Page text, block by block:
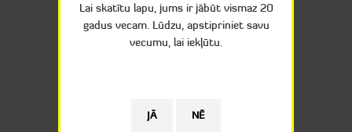
Lai skatītu lapu, jums ir jābūt vismaz 20
gadus vecam. Lūdzu, apstipriniet savu
vecumu, lai iekļūtu.